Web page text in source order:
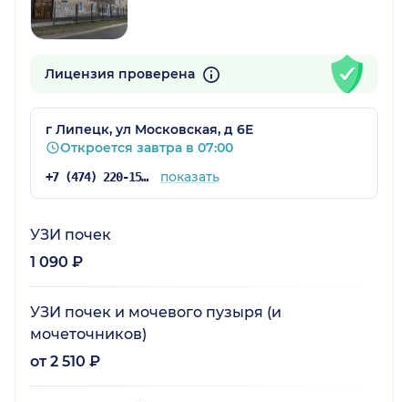
Лицензия проверена
г Липецк, ул Московская, д 6Е
Откроется завтра в 07:00
+7 (474) 220-15-76 показать
УЗИ почек
1 090 ₽
УЗИ почек и мочевого пузыря (и
мочеточников)
от 2 510 ₽